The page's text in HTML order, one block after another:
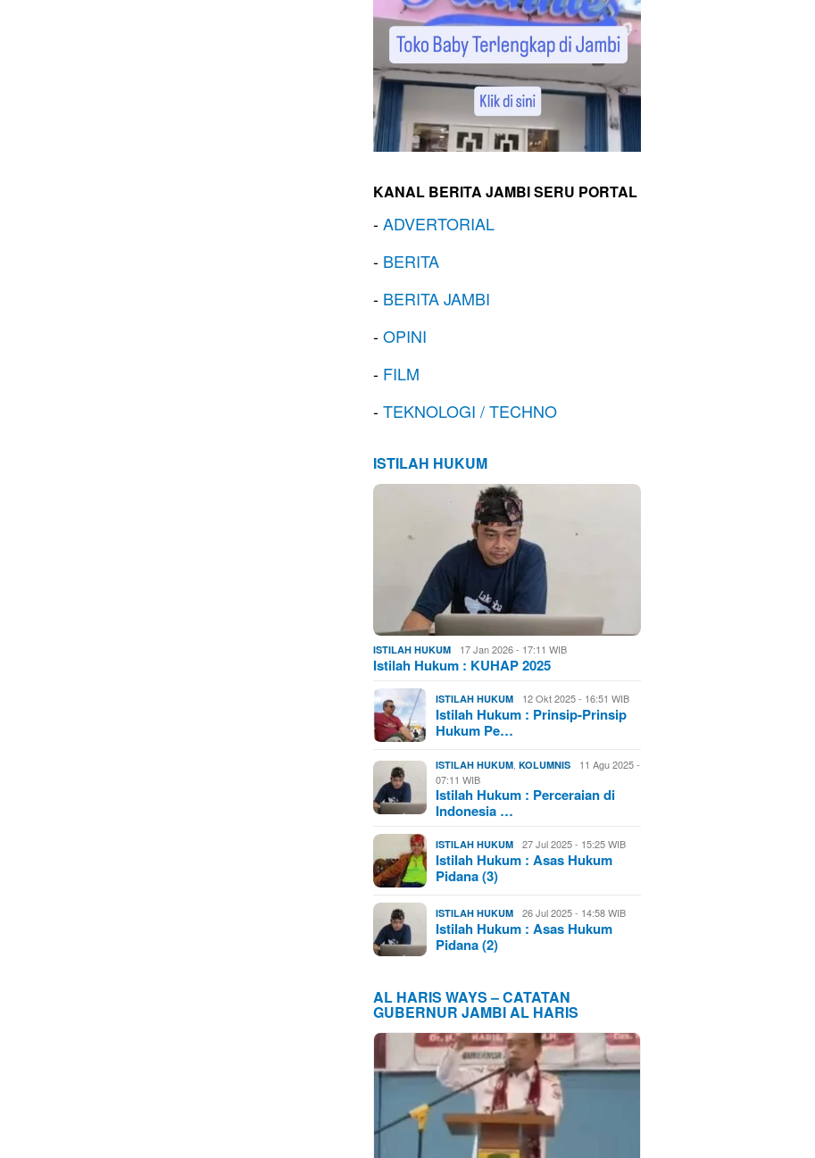
KANAL BERITA JAMBI SERU PORTAL
-ADVERTORIAL
- BERITA
- BERITA JAMBI
-OPINI
- FILM
-TEKNOLOGI / TECHNO
ISTILAH HUKUM
ISTILAH HUKUM 17 Jan 2026 - 17:11 WIB
Istilah Hukum : KUHAP 2025
ISTILAH HUKUM 12 Okt 2025 - 16:51 WIB
Istilah Hukum : Prinsip-Prinsip
Hukum Pe…
ISTILAH HUKUM ,KOLUMNIS
11 Agu 2025 -
07:11 WIB
Istilah Hukum : Perceraian di
Indonesia …
ISTILAH HUKUM 27 Jul 2025 - 15:25 WIB
Istilah Hukum : Asas Hukum
Pidana (3)
ISTILAH HUKUM 26 Jul 2025 - 14:58 WIB
Istilah Hukum : Asas Hukum
Pidana (2)
AL HARIS WAYS – CATATAN
GUBERNUR JAMBI AL HARIS